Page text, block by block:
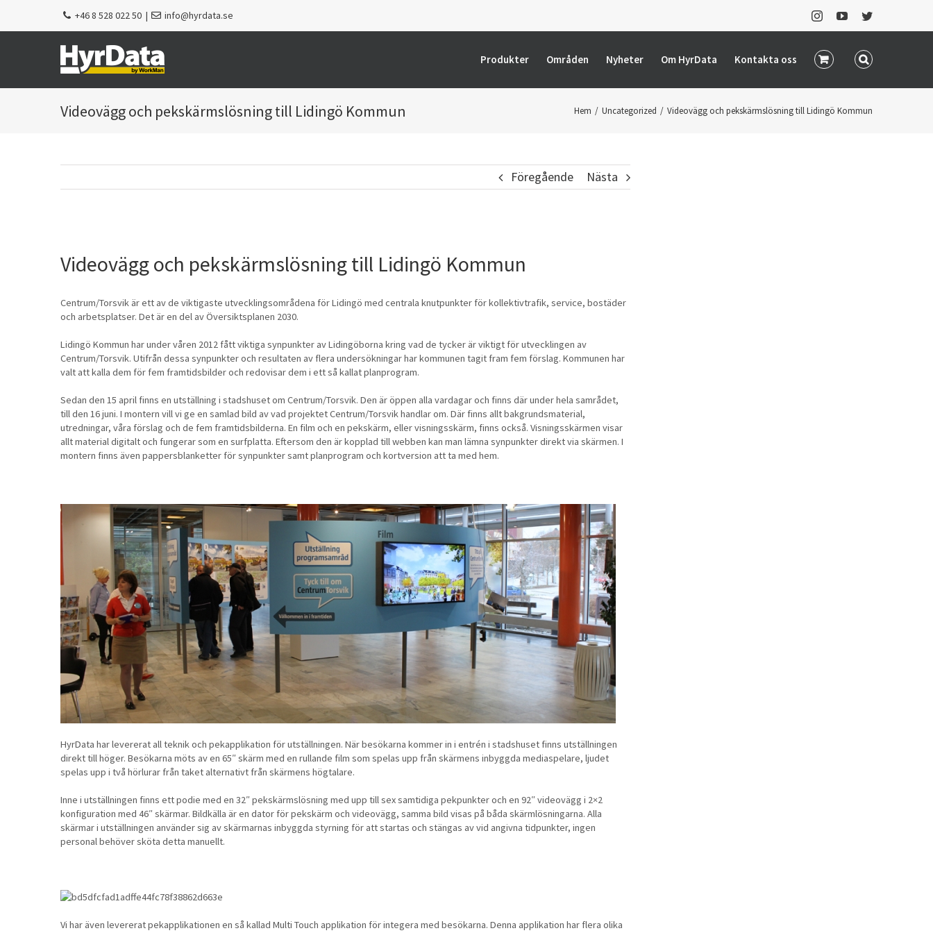
+46 8 528 022 50 | info@hyrdata.se InstagramYouTubeTwitter
Produkter Områden Nyheter Om HyrData Kontakta oss
Videovägg och pekskärmslösning till Lidingö Kommun Hem / Uncategorized / Videovägg och pekskärmslösning till Lidingö Kommun
Föregående Nästa
större
bild
Videovägg och pekskärmslösning till Lidingö Kommun
Centrum/Torsvik är ett av de viktigaste utvecklingsområdena för Lidingö med centrala knutpunkter för kollektivtrafik, service, bostäder
och arbetsplatser. Det är en del av Översiktsplanen 2030.
Lidingö Kommun har under våren 2012 fått viktiga synpunkter av Lidingöborna kring vad de tycker är viktigt för utvecklingen av
Centrum/Torsvik. Utifrån dessa synpunkter och resultaten av flera undersökningar har kommunen tagit fram fem förslag. Kommunen har
valt att kalla dem för fem framtidsbilder och redovisar dem i ett så kallat planprogram.
Sedan den 15 april finns en utställning i stadshuset om Centrum/Torsvik. Den är öppen alla vardagar och finns där under hela samrådet,
till den 16 juni. I montern vill vi ge en samlad bild av vad projektet Centrum/Torsvik handlar om. Där finns allt bakgrundsmaterial,
utredningar, våra förslag och de fem framtidsbilderna. En film och en pekskärm, eller visningsskärm, finns också. Visningsskärmen visar
allt material digitalt och fungerar som en surfplatta. Eftersom den är kopplad till webben kan man lämna synpunkter direkt via skärmen. I
montern finns även pappersblanketter för synpunkter samt planprogram och kortversion att ta med hem.
HyrData har levererat all teknik och pekapplikation för utställningen. När besökarna kommer in i entrén i stadshuset finns utställningen
direkt till höger. Besökarna möts av en 65″ skärm med en rullande film som spelas upp från skärmens inbyggda mediaspelare, ljudet
spelas upp i två hörlurar från taket alternativt från skärmens högtalare.
Inne i utställningen finns ett podie med en 32″ pekskärmslösning med upp till sex samtidiga pekpunkter och en 92″ videovägg i 2×2
konfiguration med 46″ skärmar. Bildkälla är en dator för pekskärm och videovägg, samma bild visas på båda skärmlösningarna. Alla
skärmar i utställningen använder sig av skärmarnas inbyggda styrning för att startas och stängas av vid angivna tidpunkter, ingen
personal behöver sköta detta manuellt.
Vi har även levererat pekapplikationen en så kallad Multi Touch applikation för integera med besökarna. Denna applikation har flera olika